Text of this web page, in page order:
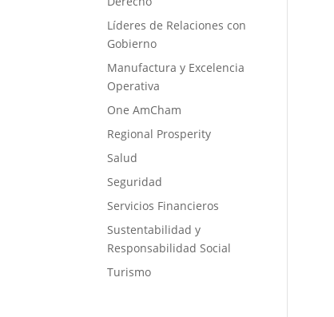
Líderes de Relaciones con
Gobierno
Manufactura y Excelencia
Operativa
One AmCham
Regional Prosperity
Salud
Seguridad
Servicios Financieros
Sustentabilidad y
Responsabilidad Social
Turismo